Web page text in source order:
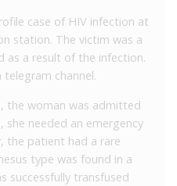
case of HIV infection at
station. The victim was a
as a result of the infection.
channel.
the woman was admitted
needed an emergency
the patient had a rare
type was found in a
successfully transfused